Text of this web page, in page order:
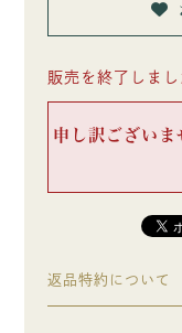
販売を終了しまし
申し訳ござい
返品特約について